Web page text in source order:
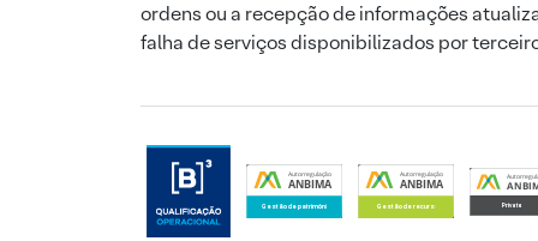
ordens ou a recepção de informações
falha de serviços disponibilizados por